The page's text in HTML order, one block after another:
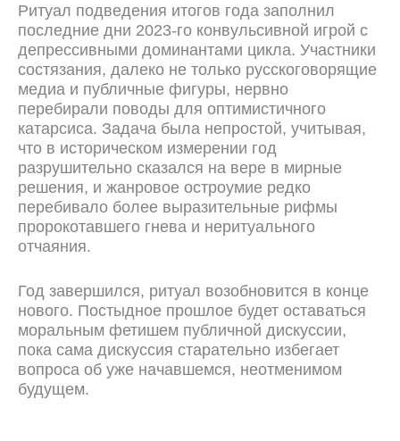
Ритуал подведения итогов года заполнил
последние дни 2023-го конвульсивной игрой с
депрессивными доминантами цикла. Участники
состязания, далеко не только русскоговорящие
медиа и публичные фигуры, нервно
перебирали поводы для оптимистичного
катарсиса. Задача была непростой, учитывая,
что в историческом измерении год
разрушительно сказался на вере в мирные
решения, и жанровое остроумие редко
перебивало более выразительные рифмы
пророкотавшего гнева и неритуального
отчаяния.
Год завершился, ритуал возобновится в конце
нового. Постыдное прошлое будет оставаться
моральным фетишем публичной дискуссии,
пока сама дискуссия старательно избегает
вопроса об уже начавшемся, неотменимом
будущем.